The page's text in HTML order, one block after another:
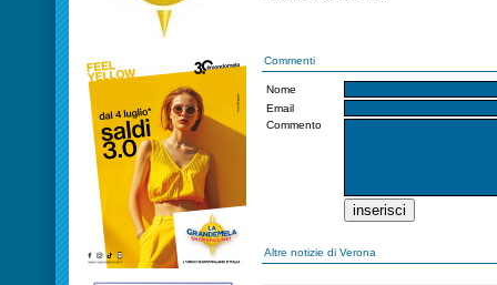
Commenti
Nome
Email
Commento
Altre notizie di Verona